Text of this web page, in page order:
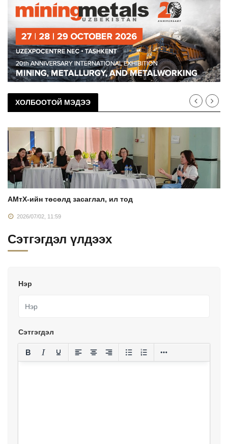
ХОЛБООТОЙ МЭДЭЭ
АМтХ-ийн төсөлд засаглал, ил тод
2026/07/02, 11:59
Сэтгэгдэл үлдээх
Нэр
Сэтгэгдэл